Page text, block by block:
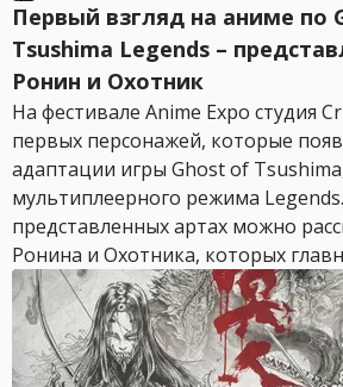
Первый взгляд на аниме по
Tsushima Legends –
Ронин и Охотник
На фестивале Anime Expo студия
первых персонажей, которые
адаптации игры Ghost of
мультиплеерного режима
представленных артах можно
Ронина и Охотника, которых